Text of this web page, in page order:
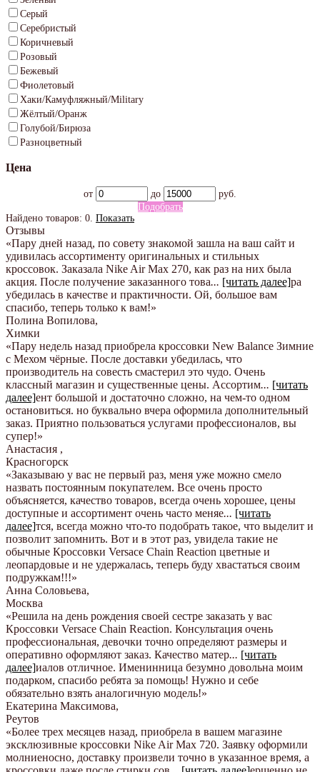
Серый
Серебристый
Коричневый
Розовый
Бежевый
Фиолетовый
Хаки/Камуфляжный/Military
Жёлтый/Оранж
Голубой/Бирюза
Разноцветный
Цена
от до
руб.
Подобрать
Найдено товаров: 0. Показать
Отзывы
«Пару дней назад, по совету знакомой зашла на ваш сайт и
удивилась ассортименту оригинальных и стильных
кроссовок. Заказала Nike Air Max 270, как раз на них была
акция. После получение заказанного това... [читать далее]ра
убедилась в качестве и практичности. Ой, большое вам
спасибо, теперь только к вам!»
Полина Вопилова,
Химки
«Пару недель назад приобрела кроссовки New Balance Зимние
с Мехом чёрные. После доставки убедилась, что
производитель на совесть смастерил это чудо. Очень
классный магазин и существенные цены. Ассортим... [читать
далее]ент большой и достаточно сложно, на чем-то одном
остановиться. но буквально вчера оформила дополнительный
заказ. Приятно пользоваться услугами профессионалов, вы
супер!»
Анастасия ,
Красногорск
«Заказываю у вас не первый раз, меня уже можно смело
назвать постоянным покупателем. Все очень просто
объясняется, качество товаров, всегда очень хорошее, цены
доступные и ассортимент очень часто меняе... [читать
далее]тся, всегда можно что-то подобрать такое, что выделит и
позволит запомнить. Вот и в этот раз, увидела такие не
обычные Кроссовки Versace Chain Reaction цветные и
леопардовые и не удержалась, теперь буду хвастаться своим
подружкам!!!»
Анна Соловьева,
Москва
«Решила на день рождения своей сестре заказать у вас
Кроссовки Versace Chain Reaction. Консультация очень
профессиональная, девочки точно определяют размеры и
оперативно оформляют заказ. Качество матер... [читать
далее]иалов отличное. Именинница безумно довольна моим
подарком, спасибо ребята за помощь! Нужно и себе
обязательно взять аналогичную модель!»
Екатерина Максимова,
Реутов
«Более трех месяцев назад, приобрела в вашем магазине
эксклюзивные кроссовки Nike Air Max 720. Заявку оформили
молниеносно, доставку произвели точно в указанное время, а